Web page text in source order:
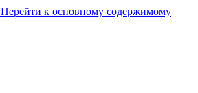
Перейти к основному содержимому